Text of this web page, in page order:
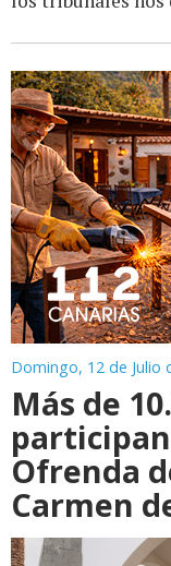
Domingo, 12 de Julio
Más de
Ofrenda
Carmen